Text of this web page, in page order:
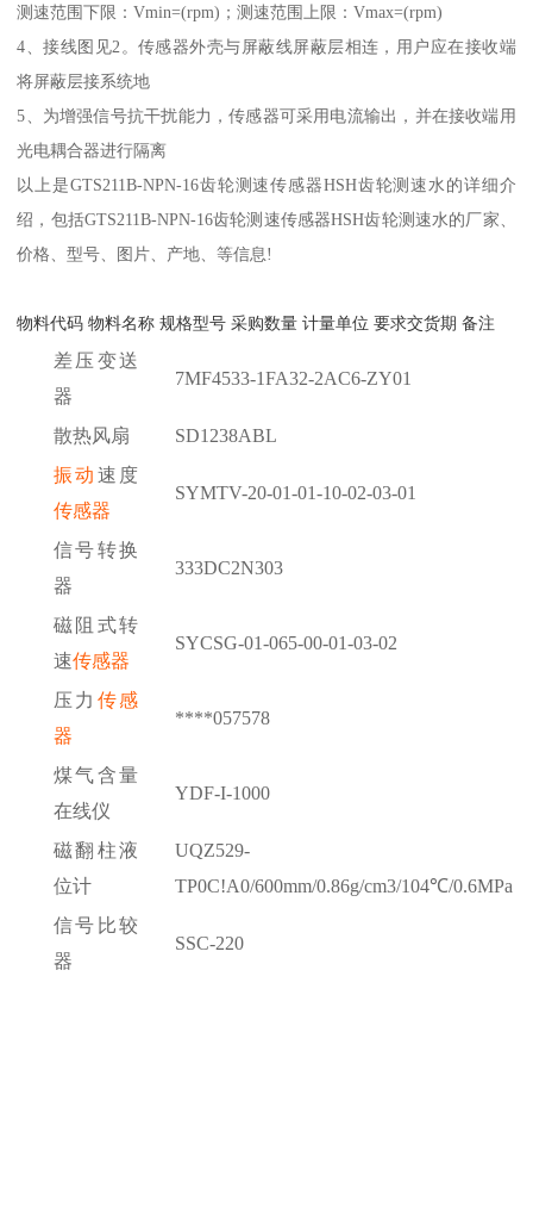
测速范围下限：Vmin=(rpm)；测速范围上限：Vmax=(rpm)
4、接线图见2。传感器外壳与屏蔽线屏蔽层相连，用户应在接收端
将屏蔽层接系统地
5、为增强信号抗干扰能力，传感器可采用电流输出，并在接收端用
光电耦合器进行隔离
以上是GTS211B-NPN-16齿轮测速传感器HSH齿轮测速水的详细介
绍，包括GTS211B-NPN-16齿轮测速传感器HSH齿轮测速水的厂家、
价格、型号、图片、产地、等信息!
物料代码 物料名称 规格型号 采购数量 计量单位 要求交货期 备注
差压变送
器
7MF4533-1FA32-2AC6-ZY01
散热风扇
SD1238ABL
振动 速度
传感器
SYMTV-20-01-01-10-02-03-01
信号转换
器
333DC2N303
磁阻式转
速传感器
SYCSG-01-065-00-01-03-02
压力 传感
器
****057578
煤气含量
在线仪
YDF-I-1000
磁翻柱液
位计
UQZ529-
TP0C!A0/600mm/0.86g/cm3/104℃/0.6MPa
信号比较
器
SSC-220